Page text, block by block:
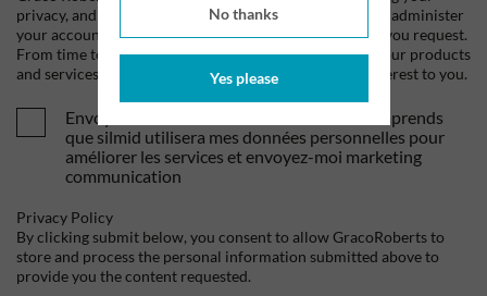
No thanks
Yes please
privacy, and we'll only use your personal information to administer
your account and to provide the products and services you request.
From time to time, we would like to contact you about our products
and services, as well as other content that may be of interest to you.
Envoyez-moi vos offres et actualités. Je comprends
que silmid utilisera mes données personnelles pour
améliorer les services et envoyez-moi marketing
communication
Privacy Policy
By clicking submit below, you consent to allow GracoRoberts to
store and process the personal information submitted above to
provide you the content requested.